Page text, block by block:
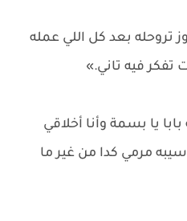
تروحله بعد كل اللي عمله
تفكر فيه تاني.»
يا بسمة وأنا أخلاقي
مرمي كدا من غير ما